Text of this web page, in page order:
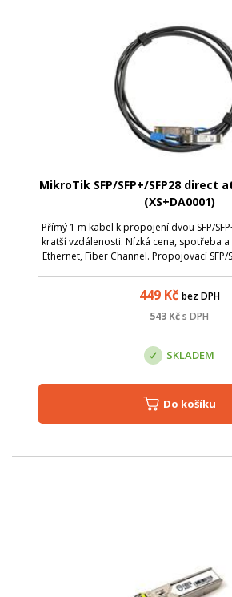
MikroTik SFP/SFP+/SFP28 direct
(XS+DA0001)
Přímý 1 m kabel k propojení dvou SFP/
kratší vzdálenosti. Nízká cena, spotřeba
Ethernet, Fiber Channel. Propojovací SFP/
449Kč bez DPH
543 Kčs DPH
SKLADEM
Do košíku